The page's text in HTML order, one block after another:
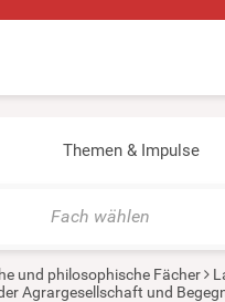
Themen & Impulse
Fach wählen
und philosophische Fächer
Agrargesellschaft und